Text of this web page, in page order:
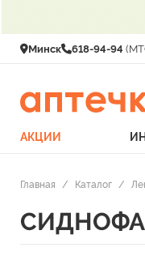
Минск 618-94-94
АКЦИИ
Главная / Каталог /